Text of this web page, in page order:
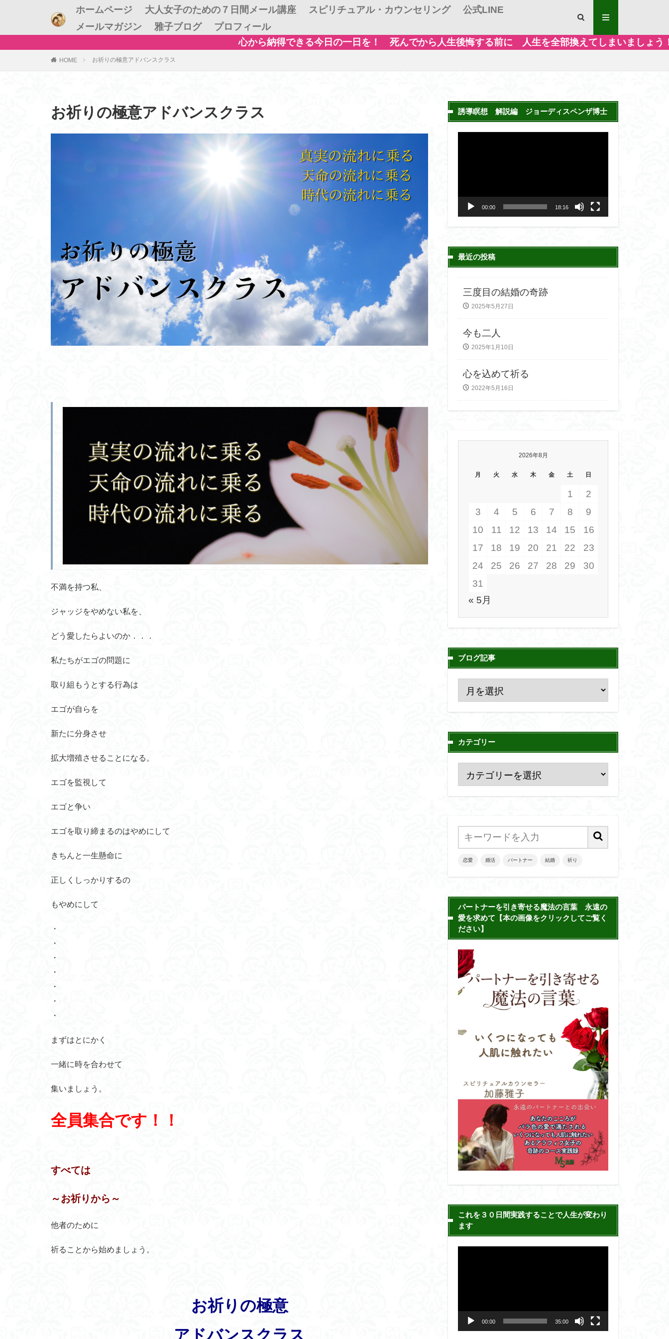
ホームページ 大人女子のための７日間メール講座 スピリチュアル・カウンセリング
公式LINE
メールマガジン
雅子ブログ
プロフィール
心から納得できる今日の一日を！ 死んでから人生後悔する前に 人生を全部換えてしまいましょう！
HOME お祈りの極意アドバンスクラス
お祈りの極意アドバンスクラス
不満を持つ私、
ジャッジをやめない私を、
どう愛したらよいのか．．．
私たちがエゴの問題に
取り組もうとする行為は
エゴが自らを
新たに分身させ
拡大増殖させることになる。
エゴを監視して
エゴと争い
エゴを取り締まるのはやめにして
きちんと一生懸命に
正しくしっかりするの
もやめにして
・
・
・
・
・
・
・
まずはとにかく
一緒に時を合わせて
集いましょう。
全員集合です！！
すべては
～お祈りから～
他者のために
祈ることから始めましょう。
お祈りの極意
アドバンスクラス
誘導瞑想 解説編 ジョーディスペンザ博士
ー
ー
00:00 18:16
最近の投稿
三度目の結婚の奇跡
2025年5月27日
今も二人
2025年1月10日
心を込めて祈る
2022年5月16日
2026年8月
月 火 水 木 金 土 日
1
2
3
4 5 6 7 8
9
10
11 12 13 14 15
16
17
18 19 20 21 22
23
24
25 26 27 28 29
30
31
« 5月
ブログ記事
カテゴリー
恋愛 婚活 パートナー 結婚 祈り
パートナーを引き寄せる魔法の言葉 永遠の
愛を求めて【本の画像をクリックしてご覧く
ださい】
これを３０日間実践することで人生が変わり
ます
ー
00:00 35:00